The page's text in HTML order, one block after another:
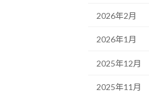
2026年2月
2026年1月
2025年12月
2025年11月